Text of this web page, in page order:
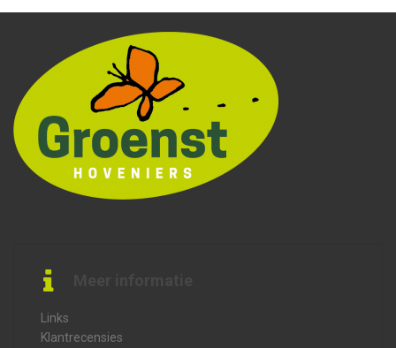
Links
Klantrecensies